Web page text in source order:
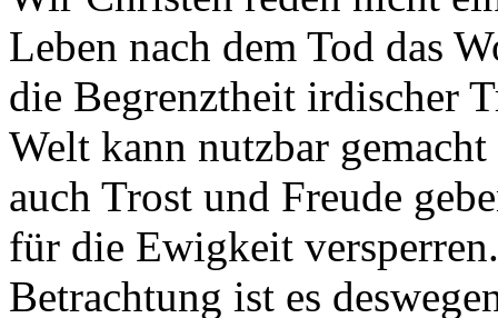
Leben nach dem Tod das
die Begrenztheit irdischer
Welt kann nutzbar
auch Trost und Freude
für die Ewigkeit
Betrachtung ist es